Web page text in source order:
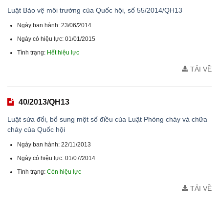
Luật Bảo vệ môi trường của Quốc hội, số 55/2014/QH13
Ngày ban hành: 23/06/2014
Ngày có hiệu lực: 01/01/2015
Tình trạng: Hết hiệu lực
TẢI VỀ
40/2013/QH13
Luật sửa đổi, bổ sung một số điều của Luật Phòng cháy và chữa
cháy của Quốc hội
Ngày ban hành: 22/11/2013
Ngày có hiệu lực: 01/07/2014
Tình trạng: Còn hiệu lực
TẢI VỀ